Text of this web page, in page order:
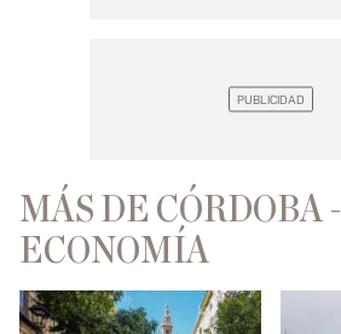
MÁS DE CÓRDOBA -
ECONOMÍA